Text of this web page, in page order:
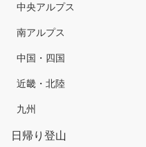
中央アルプス
南アルプス
中国・四国
近畿・北陸
九州
日帰り登山